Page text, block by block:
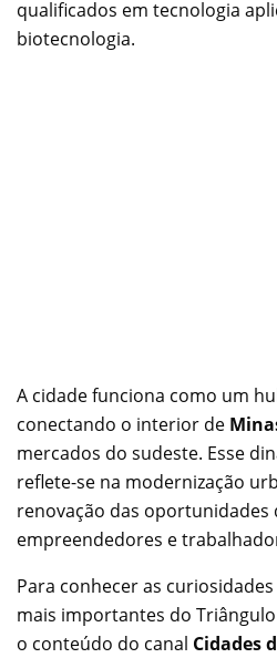
qualificados em tecnologia
biotecnologia.
A cidade funciona como um
conectando o interior de
mercados do sudeste. Esse
reflete-se na modernização
renovação das oportunidades
empreendedores e
Para conhecer as
mais importantes do
o conteúdo do canal Cidades